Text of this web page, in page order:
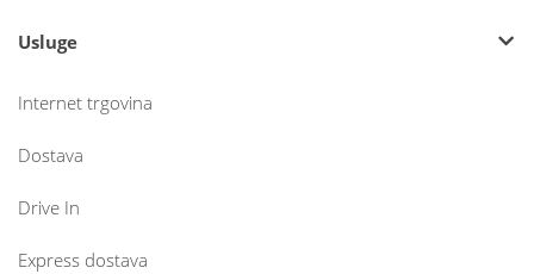
Usluge
Internet trgovina
Dostava
Drive In
Express dostava